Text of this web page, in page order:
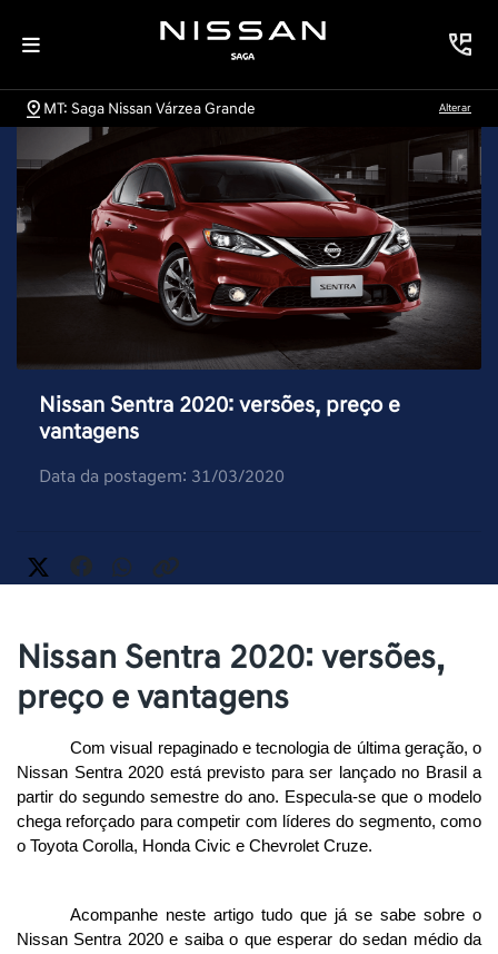
MT: Saga Nissan Várzea Grande Alterar
Nissan Sentra 2020: versões, preço e
vantagens
Data da postagem: 31/03/2020
Nissan Sentra 2020: versões,
preço e vantagens
Com visual repaginado e tecnologia de última geração, o
Nissan Sentra 2020 está previsto para ser lançado no Brasil a
partir do segundo semestre do ano. Especula-se que o modelo
chega reforçado para competir com líderes do segmento, como
o Toyota Corolla, Honda Civic e Chevrolet Cruze.
Acompanhe neste artigo tudo que já se sabe sobre o
Nissan Sentra 2020 e saiba o que esperar do sedan médio da